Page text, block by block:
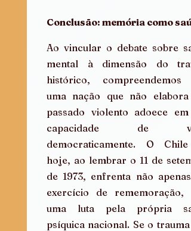
Conclusão: memória como
Ao vincular o debate sobre
mental à dimensão do
histórico, compreendemos
uma nação que não elabora
passado violento adoece em
capacidade de
democraticamente. O Chile
hoje, ao lembrar o 11 de
de 1973, enfrenta não apenas
exercício de rememoração,
uma luta pela própria
psíquica nacional. Se o trauma